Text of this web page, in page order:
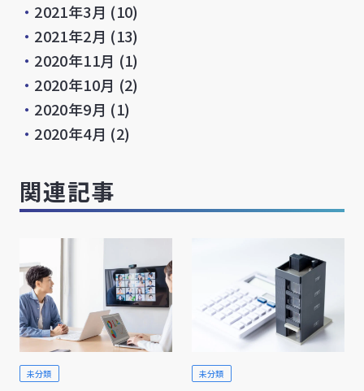
・ 2021年3月 (10)
・ 2021年2月 (13)
・ 2020年11月 (1)
・ 2020年10月 (2)
・ 2020年9月 (1)
・ 2020年4月 (2)
関連記事
未分類 未分類